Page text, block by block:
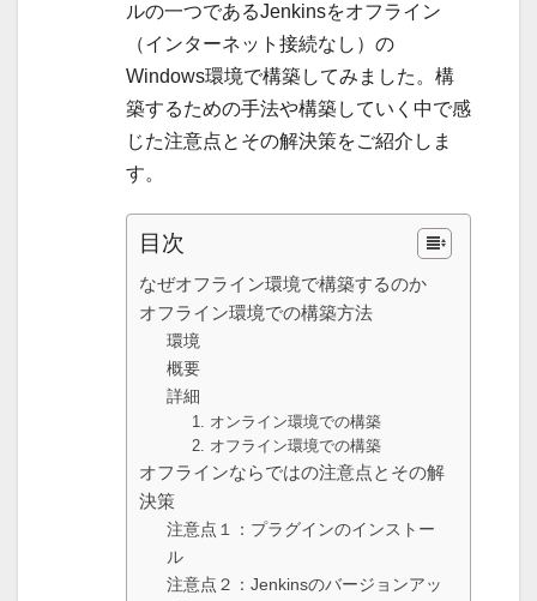
ルの一つであるJenkinsをオフライン
（インターネット接続なし）の
Windows環境で構築してみました。構
築するための手法や構築していく中で感
じた注意点とその解決策をご紹介しま
す。
目次
なぜオフライン環境で構築するのか
オフライン環境での構築方法
環境
概要
詳細
1. オンライン環境での構築
2. オフライン環境での構築
オフラインならではの注意点とその解
決策
注意点１：プラグインのインストー
ル
注意点２：Jenkinsのバージョンアッ